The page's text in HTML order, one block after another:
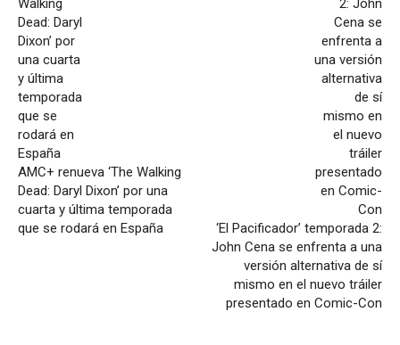
AMC+ renueva ‘The Walking
Dead: Daryl Dixon’ por una
cuarta y última temporada
que se rodará en España
‘El Pacificador’ temporada 2:
John Cena se enfrenta a una
versión alternativa de sí
mismo en el nuevo tráiler
presentado en Comic-Con